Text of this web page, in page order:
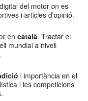
del motor on es
i articles d’opinió.
en català. Tractar el
mundial a nivell
.
i importància en el
i les competicions